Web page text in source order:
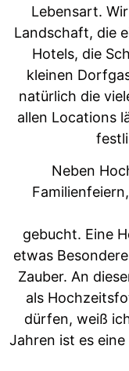
Lebensart.
Landschaft, die
Hotels, die
kleinen
natürlich die
allen Locations
Neben
gebucht. Eine
etwas
Zauber. An
als
dürfen, weiß
Jahren ist es